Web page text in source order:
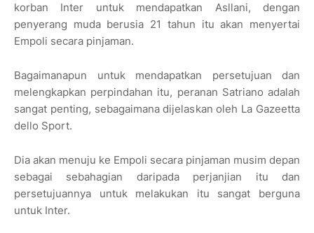
korban Inter untuk mendapatkan Asllani, dengan
penyerang muda berusia 21 tahun itu akan menyertai
Empoli secara pinjaman.
Bagaimanapun untuk mendapatkan persetujuan dan
melengkapkan perpindahan itu, peranan Satriano adalah
sangat penting, sebagaimana dijelaskan oleh La Gazeetta
dello Sport.
Dia akan menuju ke Empoli secara pinjaman musim depan
sebagai sebahagian daripada perjanjian itu dan
persetujuannya untuk melakukan itu sangat berguna
untuk Inter.